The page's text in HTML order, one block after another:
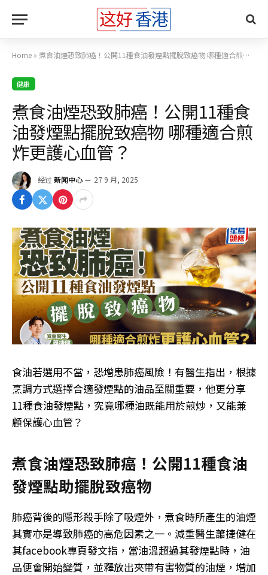
Home » 煮食油煙恐致肺癌！公開11種食油發煙點擺脫致癌物 哪種適合煎炸更護心血管？
健康
煮食油煙恐致肺癌！公開11種食
油發煙點擺脫致癌物 哪種適合煎
炸更護心血管？
经过 新闻中心 27 9 月, 2025
食油若選用不當，恐增患肺癌風險！有醫生指出，根據
烹調方式選擇合適發煙點的油品至關重要，他更分享
11種食油發煙點，究竟哪種油既能用於煎炒，又能兼
顧保護心血管？
煮食油煙恐致肺癌！公開11種食油
發煙點助擺脫致癌物
肺癌背後的隱形殺手除了吸煙外，煮食時所產生的油煙
其實亦是導致肺癌的高危因素之一。減重醫生蕭捷健在
其facebook專頁發文指，當油溫超過其發煙點時，油
品便會開始變質，並釋放出夾帶有害物質的油煙，增加